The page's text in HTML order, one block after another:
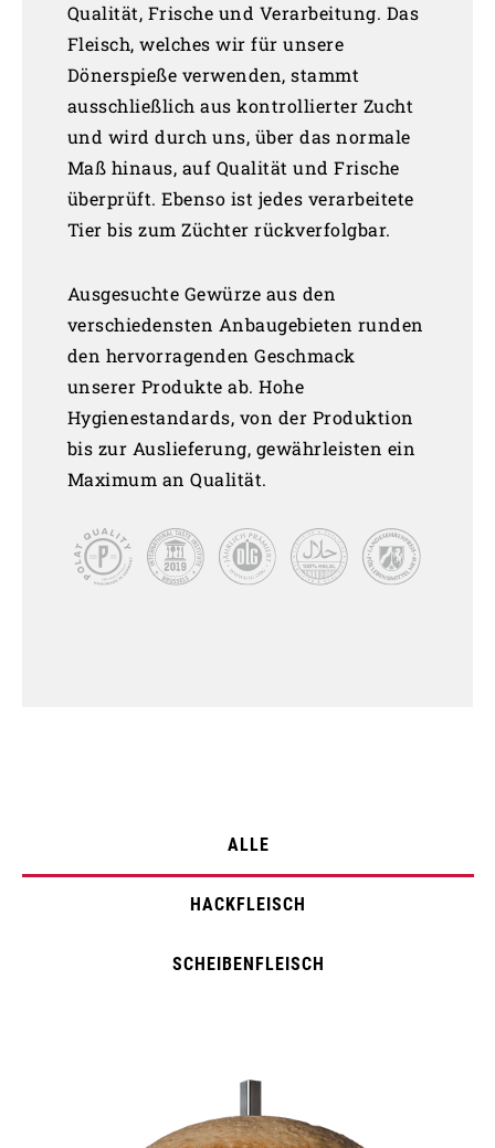
Qualität, Frische und Verarbeitung. Das
Fleisch, welches wir für unsere
Dönerspieße verwenden, stammt
ausschließlich aus kontrollierter Zucht
und wird durch uns, über das normale
Maß hinaus, auf Qualität und Frische
überprüft. Ebenso ist jedes verarbeitete
Tier bis zum Züchter rückverfolgbar.
Ausgesuchte Gewürze aus den
verschiedensten Anbaugebieten runden
den hervorragenden Geschmack
unserer Produkte ab. Hohe
Hygienestandards, von der Produktion
bis zur Auslieferung, gewährleisten ein
Maximum an Qualität.
ALLE
HACKFLEISCH
SCHEIBENFLEISCH